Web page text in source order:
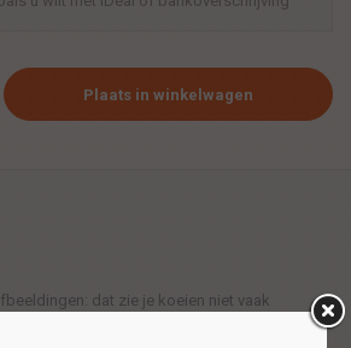
Plaats in winkelwagen
dat zie je koeien niet vaak